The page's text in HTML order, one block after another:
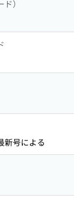
）
新号による